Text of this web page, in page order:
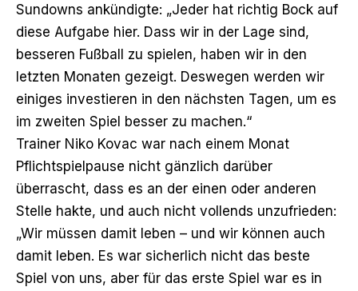
Sundowns ankündigte: „Jeder hat richtig Bock auf
diese Aufgabe hier. Dass wir in der Lage sind,
besseren Fußball zu spielen, haben wir in den
letzten Monaten gezeigt. Deswegen werden wir
einiges investieren in den nächsten Tagen, um es
im zweiten Spiel besser zu machen.“
Trainer Niko Kovac war nach einem Monat
Pflichtspielpause nicht gänzlich darüber
überrascht, dass es an der einen oder anderen
Stelle hakte, und auch nicht vollends unzufrieden:
„Wir müssen damit leben – und wir können auch
damit leben. Es war sicherlich nicht das beste
Spiel von uns, aber für das erste Spiel war es in